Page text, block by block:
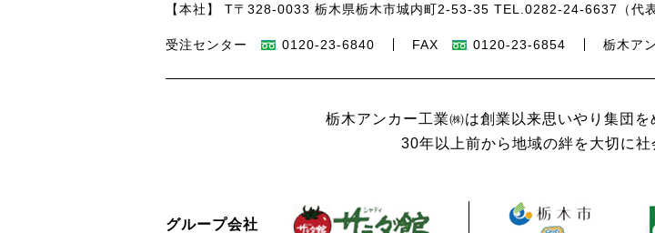
【本社】 T〒328-0033 栃木県栃木市城内町2-53-35 TEL. 0282-24-6637 （代
受注センター 0120-23-6840 FAX 0120-23-6854 栃木ア
栃木アンカー工業㈱は創業以来思いやり集団
30年以上前から地域の絆を大切に社
グループ会社